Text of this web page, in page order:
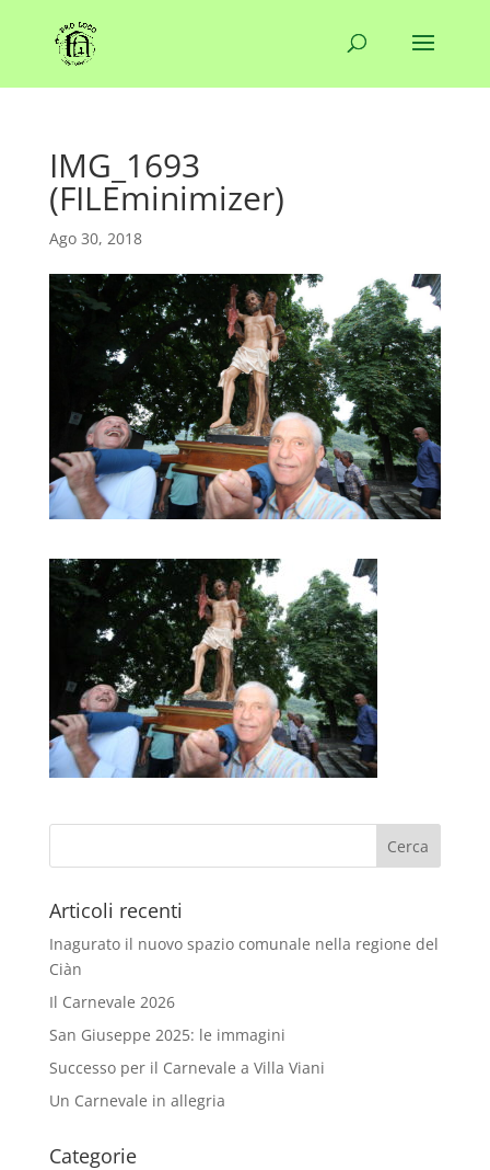
IMG_1693
(FILEminimizer)
Ago 30, 2018
Articoli recenti
Inagurato il nuovo spazio comunale nella regione del
Ciàn
Il Carnevale 2026
San Giuseppe 2025: le immagini
Successo per il Carnevale a Villa Viani
Un Carnevale in allegria
Categorie